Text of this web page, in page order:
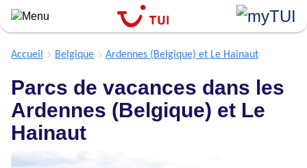
Aller
contenu
Accueil Belgique Ardennes (Belgique) et Le Hainaut
Parcs de vacances dans les
Ardennes (Belgique) et Le
Hainaut